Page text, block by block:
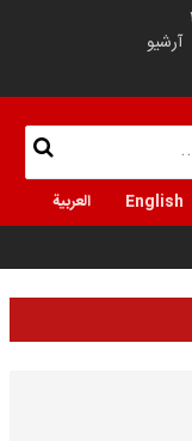
آرشیو
English العربية